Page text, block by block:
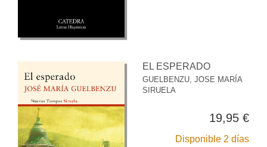
EL ESPERADO
GUELBENZU, JOSE MARÍA
SIRUELA
19,95 €
Disponible 2 días